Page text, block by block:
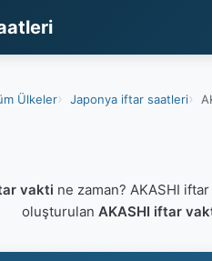
Ülkeler Japonya iftar saatleri
vakti ne zaman? AKASHI
oluşturulan AKASHI iftar